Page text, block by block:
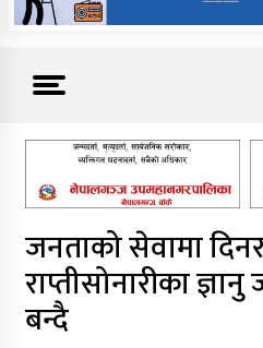
जनताको सेवामा
राप्तीसोनारीका
बन्दै